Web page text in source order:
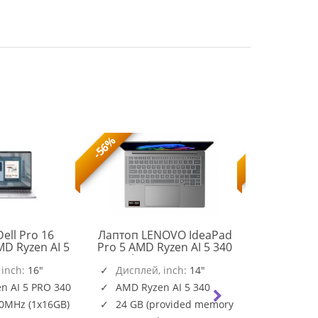
Pro 16
Ryzen AI 5
6C, up to
FHD+
IPS, AG,
GB, DDR5,
GB SSD,
16"
AI 5 PRO 340
(1x16GB)
-56%
Лаптоп LENOVO IdeaPad
Pro 5 AMD Ryzen AI 5 340
14inch 2.8K OLED 500N
120Hz 24GB DDR5 1TB
PCIe NoOS Luna Grey
Дисплей, inch: 14"
AMD Ryzen AI 5 340
24 GB (provided memory